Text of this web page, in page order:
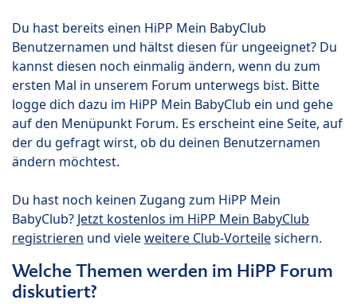
Du hast bereits einen HiPP Mein BabyClub
Benutzernamen und hältst diesen für ungeeignet? Du
kannst diesen noch einmalig ändern, wenn du zum
ersten Mal in unserem Forum unterwegs bist. Bitte
logge dich dazu im HiPP Mein BabyClub ein und gehe
auf den Menüpunkt Forum. Es erscheint eine Seite, auf
der du gefragt wirst, ob du deinen Benutzernamen
ändern möchtest.
Du hast noch keinen Zugang zum HiPP Mein
BabyClub? Jetzt kostenlos im HiPP Mein BabyClub
registrieren und vieleweitere Club-Vorteilesichern.
Welche Themen werden im HiPP Forum
diskutiert?